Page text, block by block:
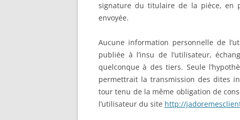
signature du titulaire de la pièce, en
envoyée.
Aucune information personnelle de
publiée à l’insu de l’utilisateur,
quelconque à des tiers. Seule
permettrait la transmission des dites
tour tenu de la même obligation de
l’utilisateur du site http://